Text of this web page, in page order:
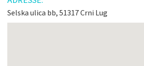
Selska ulica bb, 51317 Crni Lug